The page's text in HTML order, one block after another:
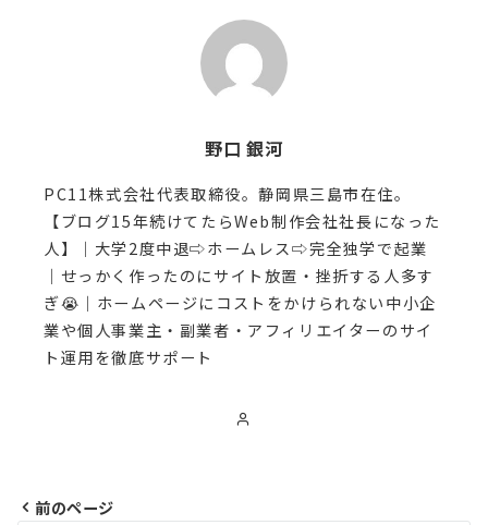
野口 銀河
PC11株式会社代表取締役。静岡県三島市在住。
【ブログ15年続けてたらWeb制作会社社長になった
人】｜大学2度中退⇨ホームレス⇨完全独学で起業
｜せっかく作ったのにサイト放置・挫折する人多す
ぎ😭｜ホームページにコストをかけられない中小企
業や個人事業主・副業者・アフィリエイターのサイ
ト運用を徹底サポート
前のページ